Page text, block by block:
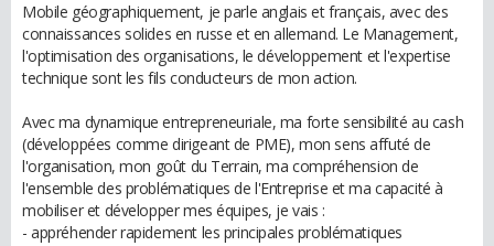
Mobile géographiquement, je parle anglais et français, avec des
connaissances solides en russe et en allemand. Le Management,
l'optimisation des organisations, le développement et l'expertise
technique sont les fils conducteurs de mon action.
Avec ma dynamique entrepreneuriale, ma forte sensibilité au cash
(développées comme dirigeant de PME), mon sens affuté de
l'organisation, mon goût du Terrain, ma compréhension de
l'ensemble des problématiques de l'Entreprise et ma capacité à
mobiliser et développer mes équipes, je vais :
- appréhender rapidement les principales problématiques